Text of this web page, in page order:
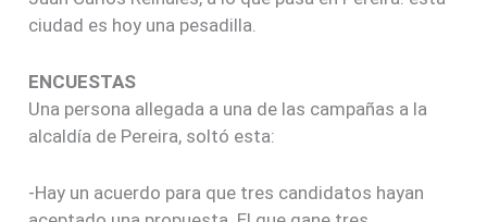
ciudad es hoy una pesadilla.
ENCUESTAS
Una persona allegada a una de las campañas a la
alcaldía de Pereira, soltó esta:
-Hay un acuerdo para que tres candidatos hayan